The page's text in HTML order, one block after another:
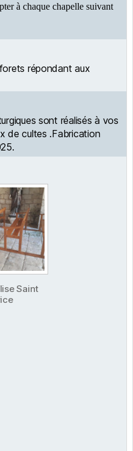
à chaque chapelle suivant
répondant aux
sont réalisés à vos
de cultes .Fabrication
Saint